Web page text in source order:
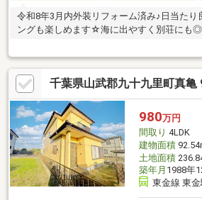
令和8年3月内外装リフォーム済み♪日当たり
ングも楽しめます☆海に出やすく別荘にも◎
千葉県山武郡九十九里町真亀
980万円
間取り 4LDK
建物面積
土地面積
築年月 1988年
東金線 東